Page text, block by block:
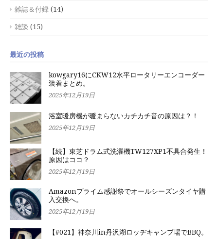
雑誌＆付録 (14)
雑談 (15)
最近の投稿
kowgary16にCKW12水平ロータリーエンコーダー
装着まとめ。
2025年12月19日
浴室暖房機が暖まらないカチカチ音の原因は？！
2025年12月19日
【続】東芝ドラム式洗濯機TW127XP1不具合発生！
原因はココ？
2025年12月19日
Amazonプライム感謝祭でオールシーズンタイヤ購
入交換へ。
2025年12月19日
【#021】神奈川in丹沢湖ロッヂキャンプ場でBBQ。